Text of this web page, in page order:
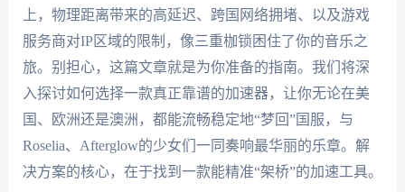
上，物理距离带来的高延迟、跨国网络拥堵、以及游戏
服务商对IP区域的限制，像三重枷锁困住了你的音乐之
旅。别担心，这篇文章就是为你准备的指南。我们将深
入探讨如何选择一款真正靠谱的加速器，让你无论在美
国、欧洲还是澳洲，都能流畅稳定地“梦回”国服，与
Roselia、Afterglow的少女们一同奏响最华丽的乐章。解
决方案的核心，在于找到一款能精准“架桥”的加速工具。